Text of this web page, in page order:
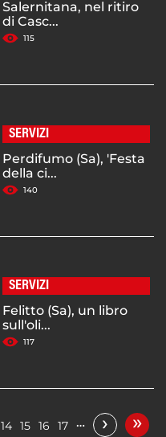
Salernitana, nel ritiro
di Casc...
115
SERVIZI
Perdifumo (Sa), 'Festa
della ci...
140
SERVIZI
Felitto (Sa), un libro
sull'oli...
117
14 15 16 17 … › »